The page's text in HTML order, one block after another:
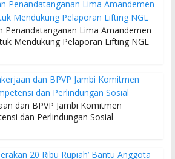
Penandatanganan Lima Amandemen
Mendukung Pelaporan Lifting NGL
dan BPVP Jambi Komitmen
dan Perlindungan Sosial